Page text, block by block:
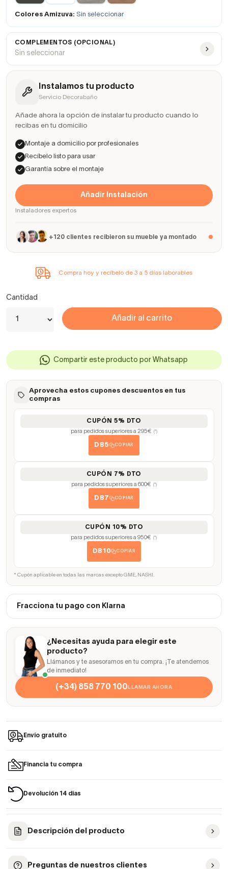
Colores Amizuva: Sin seleccionar
COMPLEMENTOS (OPCIONAL)
Sin seleccionar
Instalamos tu producto
Servicio Decorabaño
Añade ahora la opción de instalar tu producto cuando lo
recibas en tu domicilio
Montaje a domicilio por profesionales
Recíbelo listo para usar
Garantía sobre el montaje
Añadir Instalación
Instaladores expertos
+120 clientes recibieron su mueble ya montado
Compra hoy y recíbelo de 3 a 5 días laborables
Cantidad
Añadir al carrito
Compartir este producto por Whatsapp
Aprovecha estos cupones descuentos en tus
compras
CUPÓN 5% DTO
para pedidos superiores a 295€ (*)
DB5 COPIAR
CUPÓN 7% DTO
para pedidos superiores a 600€ (*)
DB7 COPIAR
CUPÓN 10% DTO
para pedidos superiores a 950€ (*)
DB10 COPIAR
* Cupón aplicable en todas las marcas excepto GME, NASHI.
Fracciona tu pago con Klarna
¿Necesitas ayuda para elegir este
producto?
Llámanos y te asesoramos en tu compra. ¡Te atendemos
de inmediato!
(+34) 858 770 100LLAMAR AHORA
Envío gratuito
Financia tu compra
Devolución 14 días
Descripción del producto
Preguntas de nuestros clientes